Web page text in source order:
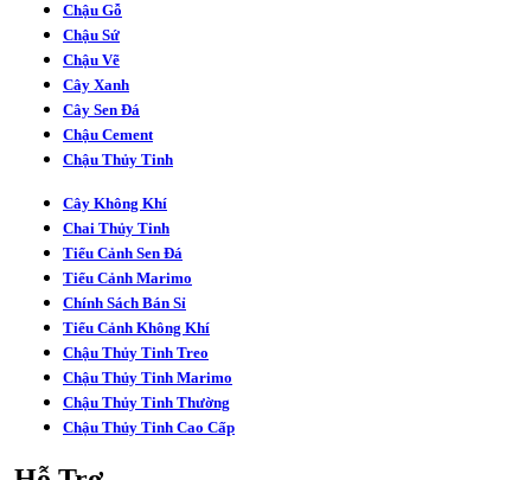
Chậu Gỗ
Chậu Sứ
Chậu Vẽ
Cây Xanh
Cây Sen Đá
Chậu Cement
Chậu Thủy Tinh
Cây Không Khí
Chai Thủy Tinh
Tiểu Cảnh Sen Đá
Tiểu Cảnh Marimo
Chính Sách Bán Sỉ
Tiểu Cảnh Không Khí
Chậu Thủy Tinh Treo
Chậu Thủy Tinh Marimo
Chậu Thủy Tinh Thường
Chậu Thủy Tinh Cao Cấp